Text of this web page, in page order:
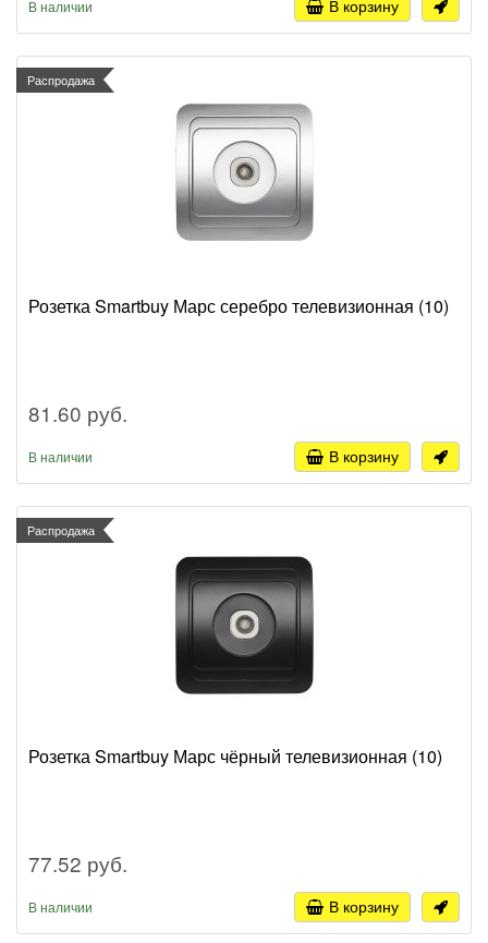
В наличии В корзину
Распродажа
Розетка Smartbuy Марс серебро телевизионная (10)
81.60 руб.
В наличии В корзину
Распродажа
Розетка Smartbuy Марс чёрный телевизионная (10)
77.52 руб.
В наличии В корзину